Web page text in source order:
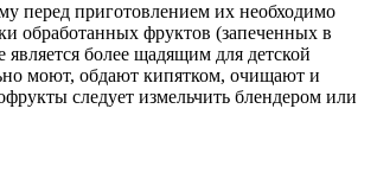
перед приготовлением их необходимо
обработанных фруктов (запеченных в
более щадящим для детской
моют, обдают кипятком, очищают и
следует измельчить блендером или